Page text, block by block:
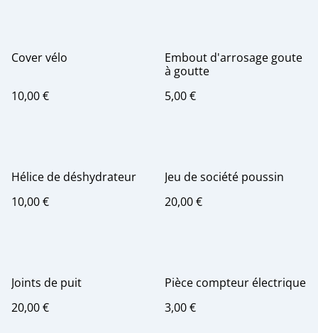
Cover vélo
10,00 €
Embout d'arrosage goute
à goutte
5,00 €
Hélice de déshydrateur
10,00 €
Jeu de société poussin
20,00 €
Joints de puit
20,00 €
Pièce compteur électrique
3,00 €